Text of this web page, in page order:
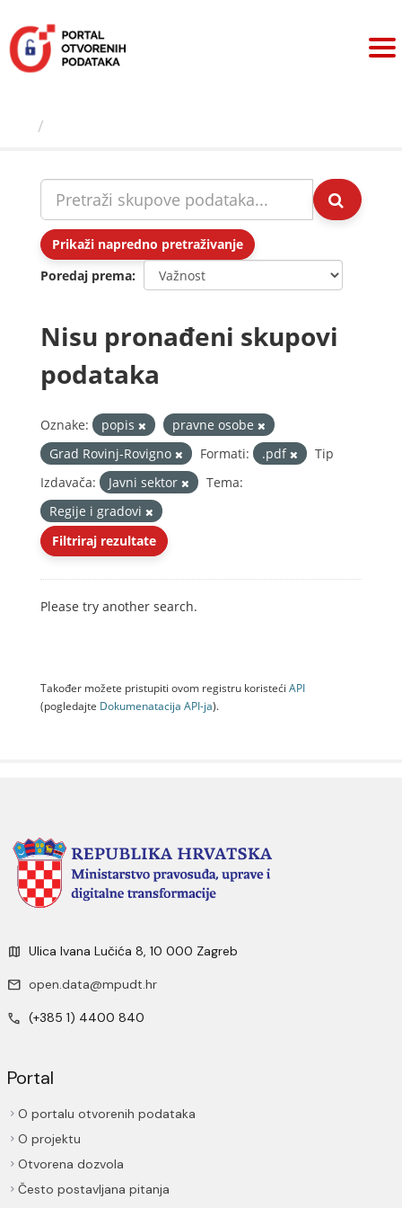
sadržaj
Prikaži napredno pretraživanje
Poredaj prema
Nisu pronađeni skupovi
podataka
Oznake: popis
pravne osobe
Grad Rovinj-Rovigno
Formati: .pdf
Tip
Izdavača:
Javni sektor
Tema:
Regije i gradovi
Filtriraj rezultate
Please try another search.
Također možete pristupiti ovom registru koristeći API
(pogledajte Dokumenаtаcijа API-jа).